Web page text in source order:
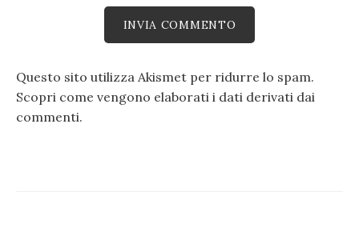
Questo sito utilizza Akismet per ridurre lo spam.
Scopri come vengono elaborati i dati derivati dai
commenti.